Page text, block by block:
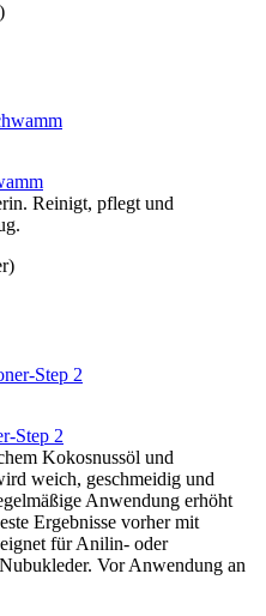
Reinigt, pflegt und
Step 2
Kokosnussöl und
weich, geschmeidig und
Anwendung erhöht
Ergebnisse vorher mit
für Anilin- oder
Vor Anwendung an